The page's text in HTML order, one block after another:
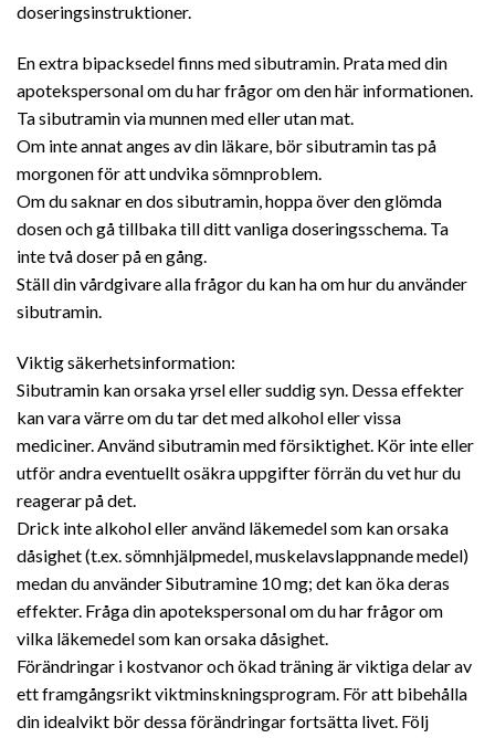
doseringsinstruktioner.
En extra bipacksedel finns med sibutramin. Prata med din
apotekspersonal om du har frågor om den här informationen.
Ta sibutramin via munnen med eller utan mat.
Om inte annat anges av din läkare, bör sibutramin tas på
morgonen för att undvika sömnproblem.
Om du saknar en dos sibutramin, hoppa över den glömda
dosen och gå tillbaka till ditt vanliga doseringsschema. Ta
inte två doser på en gång.
Ställ din vårdgivare alla frågor du kan ha om hur du använder
sibutramin.
Viktig säkerhetsinformation:
Sibutramin kan orsaka yrsel eller suddig syn. Dessa effekter
kan vara värre om du tar det med alkohol eller vissa
mediciner. Använd sibutramin med försiktighet. Kör inte eller
utför andra eventuellt osäkra uppgifter förrän du vet hur du
reagerar på det.
Drick inte alkohol eller använd läkemedel som kan orsaka
dåsighet (t.ex. sömnhjälpmedel, muskelavslappnande medel)
medan du använder Sibutramine 10 mg; det kan öka deras
effekter. Fråga din apotekspersonal om du har frågor om
vilka läkemedel som kan orsaka dåsighet.
Förändringar i kostvanor och ökad träning är viktiga delar av
ett framgångsrikt viktminskningsprogram. För att bibehålla
din idealvikt bör dessa förändringar fortsätta livet. Följ